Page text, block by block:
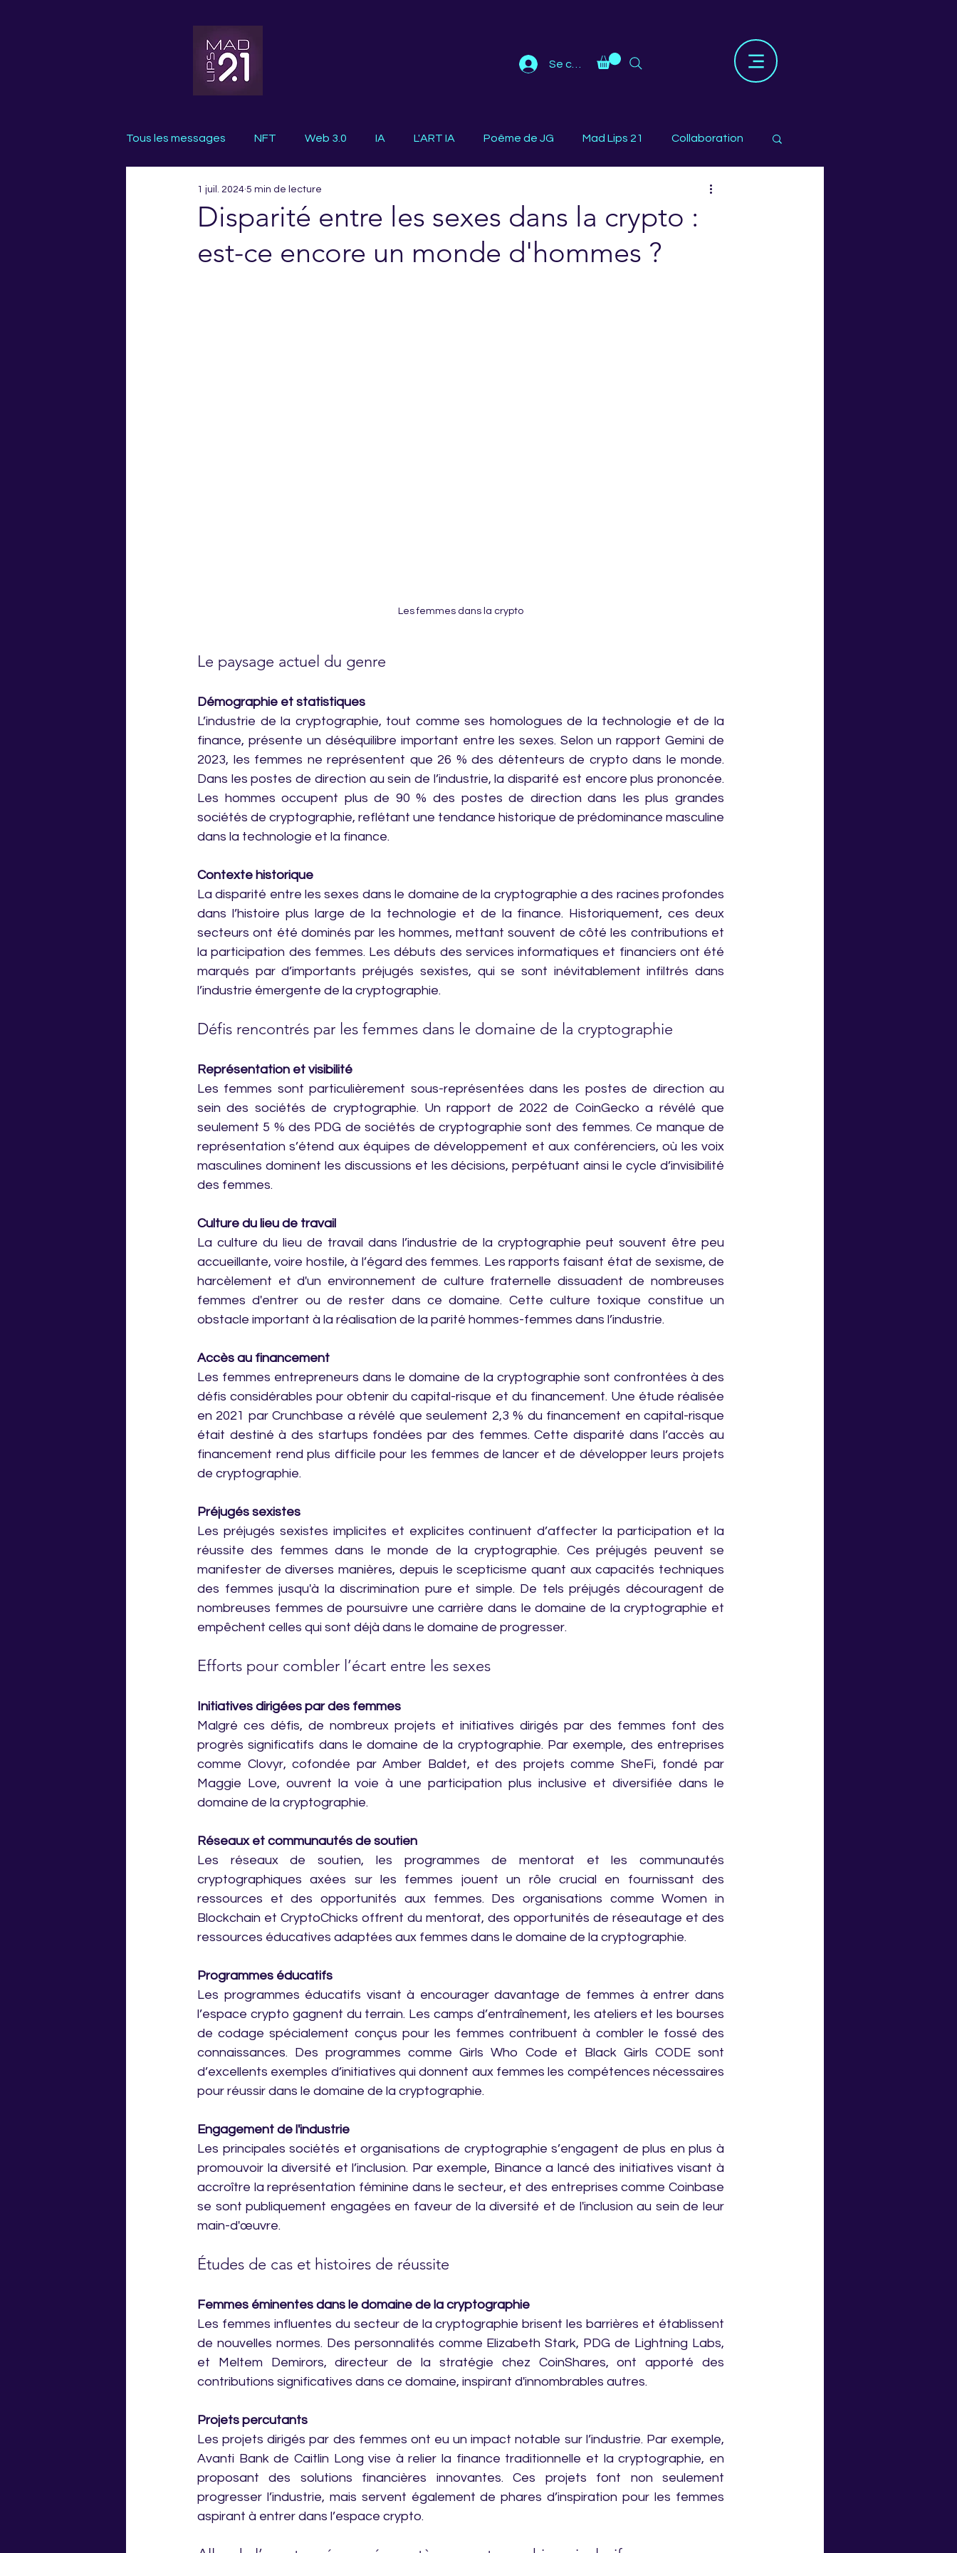
Se connecter
Tous les messages NFT Web 3.0 IA L'ART IA Poême de JG Mad Lips 21 Collaboration
NXT Drop
Disparité entre les sexes dans la crypto :
est-ce encore un monde d'hommes ?
1 juil. 2024 5 min de lecture
Les femmes dans la crypto
Le paysage actuel du genre
Démographie et statistiques
L’industrie de la cryptographie, tout comme ses homologues de la technologie et de la
finance, présente un déséquilibre important entre les sexes. Selon un rapport Gemini de
2023, les femmes ne représentent que 26 % des détenteurs de crypto dans le monde.
Dans les postes de direction au sein de l’industrie, la disparité est encore plus prononcée.
Les hommes occupent plus de 90 % des postes de direction dans les plus grandes
sociétés de cryptographie, reflétant une tendance historique de prédominance masculine
dans la technologie et la finance.
Contexte historique
La disparité entre les sexes dans le domaine de la cryptographie a des racines profondes
dans l’histoire plus large de la technologie et de la finance. Historiquement, ces deux
secteurs ont été dominés par les hommes, mettant souvent de côté les contributions et
la participation des femmes. Les débuts des services informatiques et financiers ont été
marqués par d’importants préjugés sexistes, qui se sont inévitablement infiltrés dans
l’industrie émergente de la cryptographie.
Défis rencontrés par les femmes dans le domaine de la cryptographie
Représentation et visibilité
Les femmes sont particulièrement sous-représentées dans les postes de direction au
sein des sociétés de cryptographie. Un rapport de 2022 de CoinGecko a révélé que
seulement 5 % des PDG de sociétés de cryptographie sont des femmes. Ce manque de
représentation s’étend aux équipes de développement et aux conférenciers, où les voix
masculines dominent les discussions et les décisions, perpétuant ainsi le cycle d’invisibilité
des femmes.
Culture du lieu de travail
La culture du lieu de travail dans l’industrie de la cryptographie peut souvent être peu
accueillante, voire hostile, à l’égard des femmes. Les rapports faisant état de sexisme, de
harcèlement et d'un environnement de culture fraternelle dissuadent de nombreuses
femmes d'entrer ou de rester dans ce domaine. Cette culture toxique constitue un
obstacle important à la réalisation de la parité hommes-femmes dans l’industrie.
Accès au financement
Les femmes entrepreneurs dans le domaine de la cryptographie sont confrontées à des
défis considérables pour obtenir du capital-risque et du financement. Une étude réalisée
en 2021 par Crunchbase a révélé que seulement 2,3 % du financement en capital-risque
était destiné à des startups fondées par des femmes. Cette disparité dans l’accès au
financement rend plus difficile pour les femmes de lancer et de développer leurs projets
de cryptographie.
Préjugés sexistes
Les préjugés sexistes implicites et explicites continuent d’affecter la participation et la
réussite des femmes dans le monde de la cryptographie. Ces préjugés peuvent se
manifester de diverses manières, depuis le scepticisme quant aux capacités techniques
des femmes jusqu'à la discrimination pure et simple. De tels préjugés découragent de
nombreuses femmes de poursuivre une carrière dans le domaine de la cryptographie et
empêchent celles qui sont déjà dans le domaine de progresser.
Efforts pour combler l’écart entre les sexes
Initiatives dirigées par des femmes
Malgré ces défis, de nombreux projets et initiatives dirigés par des femmes font des
progrès significatifs dans le domaine de la cryptographie. Par exemple, des entreprises
comme Clovyr, cofondée par Amber Baldet, et des projets comme SheFi, fondé par
Maggie Love, ouvrent la voie à une participation plus inclusive et diversifiée dans le
domaine de la cryptographie.
Réseaux et communautés de soutien
Les réseaux de soutien, les programmes de mentorat et les communautés
cryptographiques axées sur les femmes jouent un rôle crucial en fournissant des
ressources et des opportunités aux femmes. Des organisations comme Women in
Blockchain et CryptoChicks offrent du mentorat, des opportunités de réseautage et des
ressources éducatives adaptées aux femmes dans le domaine de la cryptographie.
Programmes éducatifs
Les programmes éducatifs visant à encourager davantage de femmes à entrer dans
l’espace crypto gagnent du terrain. Les camps d’entraînement, les ateliers et les bourses
de codage spécialement conçus pour les femmes contribuent à combler le fossé des
connaissances. Des programmes comme Girls Who Code et Black Girls CODE sont
d’excellents exemples d’initiatives qui donnent aux femmes les compétences nécessaires
pour réussir dans le domaine de la cryptographie.
Engagement de l'industrie
Les principales sociétés et organisations de cryptographie s’engagent de plus en plus à
promouvoir la diversité et l’inclusion. Par exemple, Binance a lancé des initiatives visant à
accroître la représentation féminine dans le secteur, et des entreprises comme Coinbase
se sont publiquement engagées en faveur de la diversité et de l'inclusion au sein de leur
main-d'œuvre.
Études de cas et histoires de réussite
Femmes éminentes dans le domaine de la cryptographie
Les femmes influentes du secteur de la cryptographie brisent les barrières et établissent
de nouvelles normes. Des personnalités comme Elizabeth Stark, PDG de Lightning Labs,
et Meltem Demirors, directeur de la stratégie chez CoinShares, ont apporté des
contributions significatives dans ce domaine, inspirant d'innombrables autres.
Projets percutants
Les projets dirigés par des femmes ont eu un impact notable sur l’industrie. Par exemple,
Avanti Bank de Caitlin Long vise à relier la finance traditionnelle et la cryptographie, en
proposant des solutions financières innovantes. Ces projets font non seulement
progresser l’industrie, mais servent également de phares d’inspiration pour les femmes
aspirant à entrer dans l’espace crypto.